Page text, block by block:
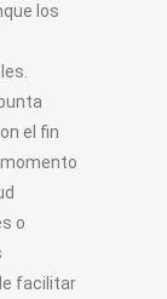
los
el fin
o
facilitar